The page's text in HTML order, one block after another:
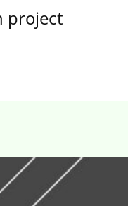
project